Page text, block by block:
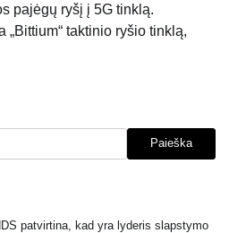
pajėgų ryšį į 5G tinklą.
taktinio ryšio tinklą,
Paieška
patvirtina, kad yra lyderis slapstymo